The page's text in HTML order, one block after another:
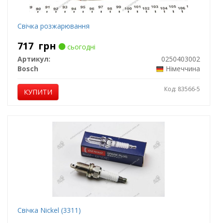
Свічка розжарювання
717 грн
сьогодні
Артикул:
0250403002
Bosch
Німеччина
КУПИТИ Код: 83566-5
Свічка Nickel (3311)